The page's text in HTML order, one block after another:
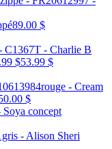
89.00 $
$53.99 $
$